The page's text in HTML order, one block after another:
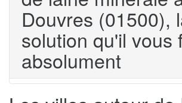
Douvres (01500),
solution qu'il vous
absolument